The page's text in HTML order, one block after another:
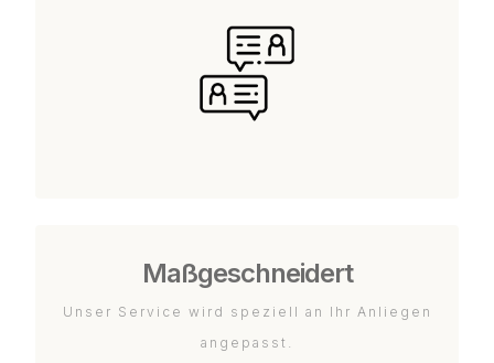
Maßgeschneidert
Unser Service wird speziell an Ihr Anliegen
angepasst.